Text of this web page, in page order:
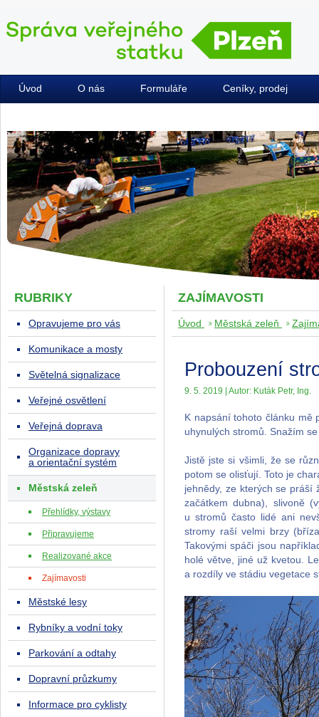
Úvod O nás Formuláře Ceníky, prodej
ZAJÍMAVOSTI
Úvod Městská zeleň
Probouzení
9. 5. 2019 | Autor: Kuták Petr, Ing.
K napsání tohoto článku mě
uhynulých stromů. Snažím
Jistě jste si všimli, že se
potom se olisťují. Toto je
jehnědy, ze kterých se práší
začátkem dubna), slivoně
u stromů často lidé ani
stromy raší velmi brzy
Takovými spáči jsou
holé větve, jiné už kvetou.
a rozdíly ve stádiu vegetace
RUBRIKY
Opravujeme pro vás
Komunikace a mosty
Světelná signalizace
Veřejné osvětlení
Veřejná doprava
Organizace dopravy
a orientační systém
Městská zeleň
Přehlídky, výstavy
Připravujeme
Realizované akce
Zajímavosti
Městské lesy
Rybníky a vodní toky
Parkování a odtahy
Dopravní průzkumy
Informace pro cyklisty